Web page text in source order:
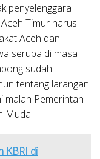
penyelenggara
Timur harus
Aceh dan
serupa di masa
sudah
tentang larangan
malah Pemerintah
Muda.
KBRI di